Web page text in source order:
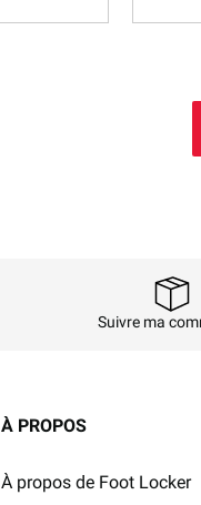
Suivre ma
À PROPOS
À propos de Foot Locker